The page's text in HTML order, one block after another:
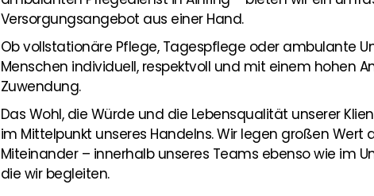
Versorgungsangebot aus einer Hand.
Ob vollstationäre Pflege, Tagespflege oder ambulante
Menschen individuell, respektvoll und mit einem hohen
Zuwendung.
Das Wohl, die Würde und die Lebensqualität unserer
im Mittelpunkt unseres Handelns. Wir legen großen Wert
Miteinander – innerhalb unseres Teams ebenso wie im
die wir begleiten.